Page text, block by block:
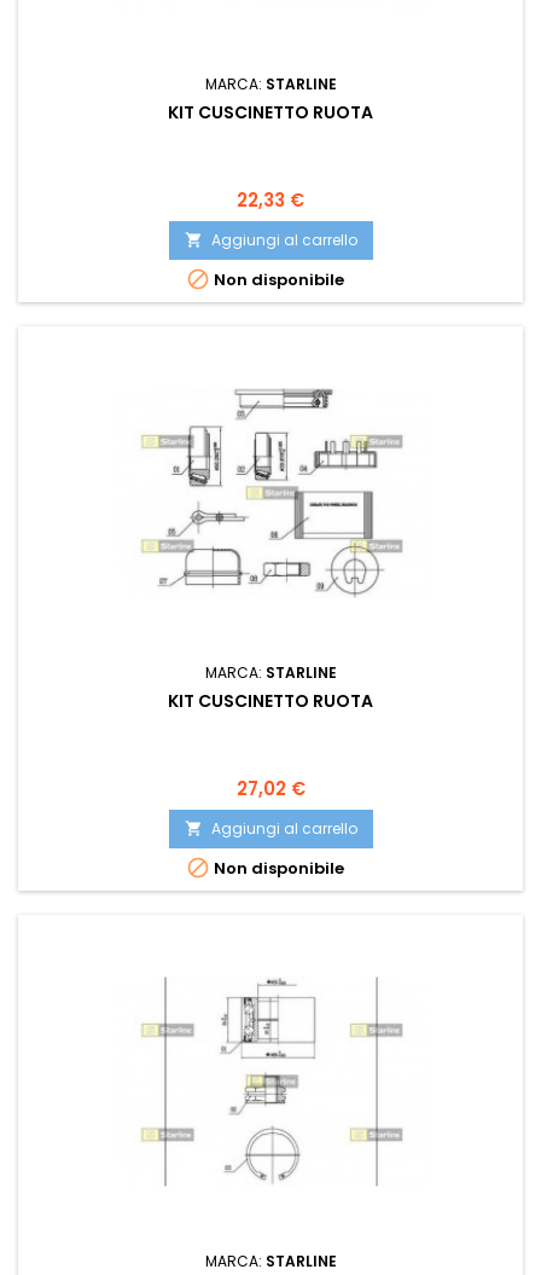
MARCA: STARLINE
KIT CUSCINETTO RUOTA
Prezzo
22,33 €
 Aggiungi al carrello
 Non disponibile
MARCA: STARLINE
KIT CUSCINETTO RUOTA
Prezzo
27,02 €
 Aggiungi al carrello
 Non disponibile
MARCA: STARLINE